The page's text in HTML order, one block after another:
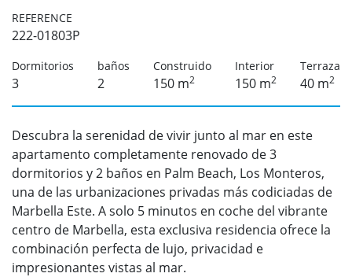
REFERENCE
222-01803P
Dormitorios
3
baños
2
Construido
150 m2
Interior
150 m2
Terraza
40 m2
Descubra la serenidad de vivir junto al mar en este
apartamento completamente renovado de 3
dormitorios y 2 baños en Palm Beach, Los Monteros,
una de las urbanizaciones privadas más codiciadas de
Marbella Este. A solo 5 minutos en coche del vibrante
centro de Marbella, esta exclusiva residencia ofrece la
combinación perfecta de lujo, privacidad e
impresionantes vistas al mar.